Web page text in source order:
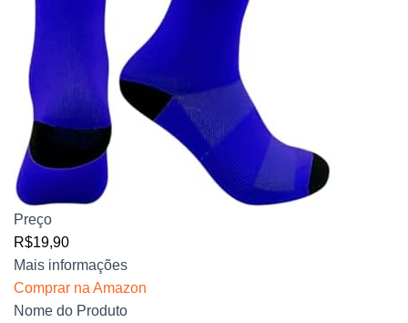
Preço
R$19,90
Mais informações
Comprar na Amazon
Nome do Produto